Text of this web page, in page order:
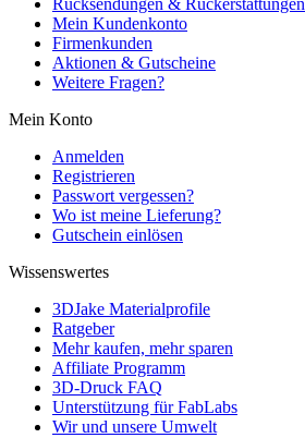
Rücksendungen & Rückerstattungen
Mein Kundenkonto
Firmenkunden
Aktionen & Gutscheine
Weitere Fragen?
Mein Konto
Anmelden
Registrieren
Passwort vergessen?
Wo ist meine Lieferung?
Gutschein einlösen
Wissenswertes
3DJake Materialprofile
Ratgeber
Mehr kaufen, mehr sparen
Affiliate Programm
3D-Druck FAQ
Unterstützung für FabLabs
Wir und unsere Umwelt